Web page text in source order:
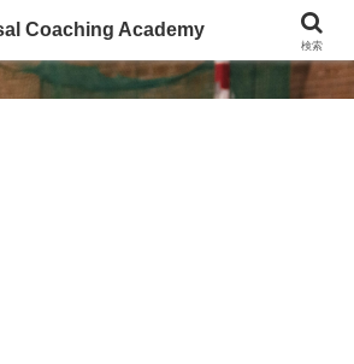
Coaching Academy
Coaching Academy
検索